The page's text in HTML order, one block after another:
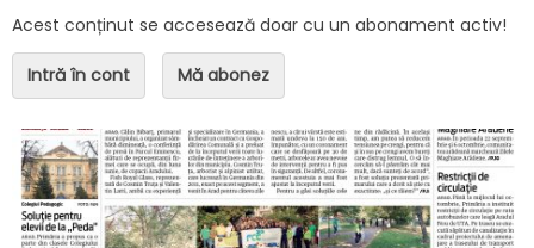
Acest conținut se accesează doar cu un abonament activ!
Intră în cont Mă abonez